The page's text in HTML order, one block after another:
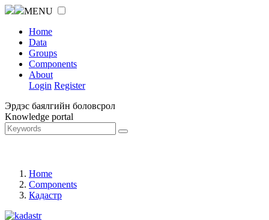
MENU
Home
Data
Groups
Components
About
Login Register
Эрдэс баялгийн боловсрол
Knowledge portal
Home
Components
Кадастр